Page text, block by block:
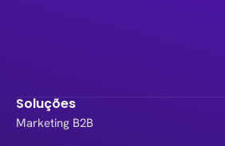
Soluções
Marketing B2B